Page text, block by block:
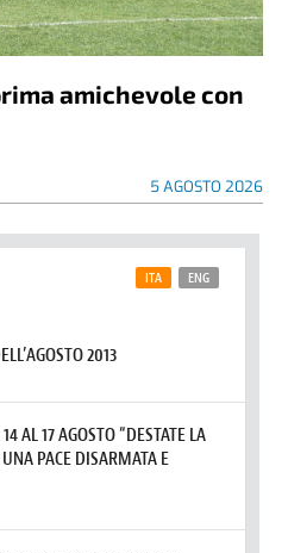
amichevole con
5 AGOSTO 2026